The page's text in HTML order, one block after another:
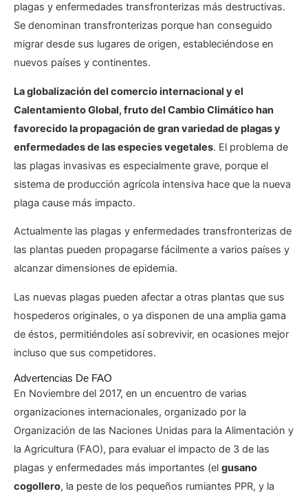
plagas y enfermedades transfronterizas más destructivas.
Se denominan transfronterizas porque han conseguido
migrar desde sus lugares de origen, estableciéndose en
nuevos países y continentes.
La globalización del comercio internacional y el
Calentamiento Global, fruto del Cambio Climático han
favorecido la propagación de gran variedad de plagas y
enfermedades de las especies vegetales. El problema de
las plagas invasivas es especialmente grave, porque el
sistema de producción agrícola intensiva hace que la nueva
plaga cause más impacto.
Actualmente las plagas y enfermedades transfronterizas de
las plantas pueden propagarse fácilmente a varios países y
alcanzar dimensiones de epidemia.
Las nuevas plagas pueden afectar a otras plantas que sus
hospederos originales, o ya disponen de una amplia gama
de éstos, permitiéndoles así sobrevivir, en ocasiones mejor
incluso que sus competidores.
Advertencias De FAO
En Noviembre del 2017, en un encuentro de varias
organizaciones internacionales, organizado por la
Organización de las Naciones Unidas para la Alimentación y
la Agricultura (FAO), para evaluar el impacto de 3 de las
plagas y enfermedades más importantes (el gusano
cogollero, la peste de los pequeños rumiantes PPR, y la